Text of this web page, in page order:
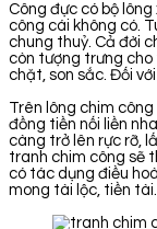
Công đực có bộ
công cái không có.
chung thuỷ. Cả đời
còn tượng trưng cho
chặt, son sắc. Đối
Trên lông chim
đồng tiền nối liền
càng trở lên rực rỡ,
tranh chim công sẽ
có tác dụng điều
mong tài lộc, tiền tài.